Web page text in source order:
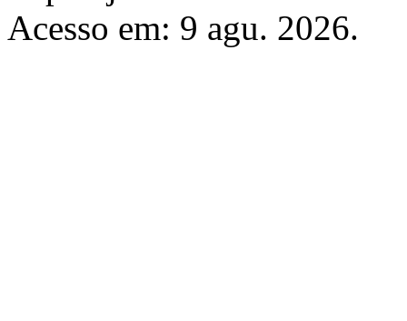
Acesso em: 9 agu. 2026.